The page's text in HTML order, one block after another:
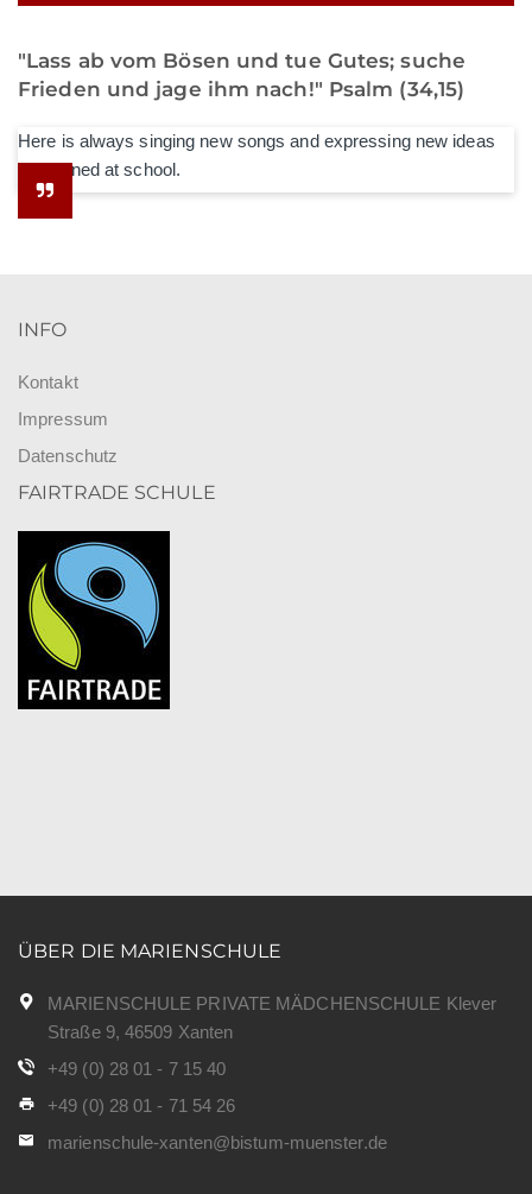
"Lass ab vom Bösen und tue Gutes; suche
Frieden und jage ihm nach!" Psalm (34,15)
Here is always singing new songs and expressing new ideas
he learned at school.
INFO
Kontakt
Impressum
Datenschutz
FAIRTRADE SCHULE
ÜBER DIE MARIENSCHULE
MARIENSCHULE PRIVATE MÄDCHENSCHULE Klever
Straße 9, 46509 Xanten
+49 (0) 28 01 - 7 15 40
+49 (0) 28 01 - 71 54 26
marienschule-xanten@bistum-muenster.de